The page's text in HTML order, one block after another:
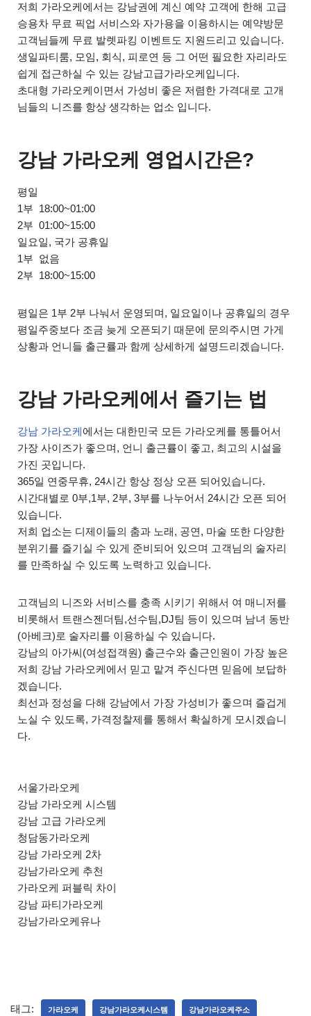
저희 가라오케에서는 강남권에 계신 예약 고객에 한해 고급
승용차 무료 픽업 서비스와 자가용을 이용하시는 예약방문
고객님들께 무료 발렛파킹 이벤트도 지원드리고 있습니다.
생일파티룸, 모임, 회식, 피로연 등 그 어떤 필요한 자리라도
쉽게 접근하실 수 있는 강남고급가라오케입니다.
초대형 가라오케이면서 가성비 좋은 저렴한 가격대로 고개
님들의 니즈를 항상 생각하는 업소 입니다.
강남 가라오케 영업시간은?
평일
1부 18:00~01:00
2부 01:00~15:00
일요일, 국가 공휴일
1부 없음
2부 18:00~15:00
평일은 1부 2부 나눠서 운영되며, 일요일이나 공휴일의 경우
평일주중보다 조금 늦게 오픈되기 때문에 문의주시면 가게
상황과 언니들 출근률과 함께 상세하게 설명드리겠습니다.
강남 가라오케에서 즐기는 법
강남 가라오케에서는 대한민국 모든 가라오케를 통틀어서
가장 사이즈가 좋으며, 언니 출근률이 좋고, 최고의 시설을
가진 곳입니다.
365일 연중무휴, 24시간 항상 정상 오픈 되어있습니다.
시간대별로 0부,1부, 2부, 3부를 나누어서 24시간 오픈 되어
있습니다.
저희 업소는 디제이들의 춤과 노래, 공연, 마술 또한 다양한
분위기를 즐기실 수 있게 준비되어 있으며 고객님의 술자리
를 만족하실 수 있도록 노력하고 있습니다.
고객님의 니즈와 서비스를 충족 시키기 위해서 여 매니저를
비롯해서 트랜스젠더팀,선수팀,DJ팀 등이 있으며 남녀 동반
(아베크)로 술자리를 이용하실 수 있습니다.
강남의 아가씨(여성접객원) 출근수와 출근인원이 가장 높은
저희 강남 가라오케에서 믿고 맡겨 주신다면 믿음에 보답하
겠습니다.
최선과 정성을 다해 강남에서 가장 가성비가 좋으며 즐겁게
노실 수 있도록, 가격정찰제를 통해서 확실하게 모시겠습니
다.
서울가라오케
강남 가라오케 시스템
강남 고급 가라오케
청담동가라오케
강남 가라오케 2차
강남가라오케 추천
가라오케 퍼블릭 차이
강남 파티가라오케
강남가라오케유나
태그: 가라오케 강남가라오케시스템 강남가라오케주소